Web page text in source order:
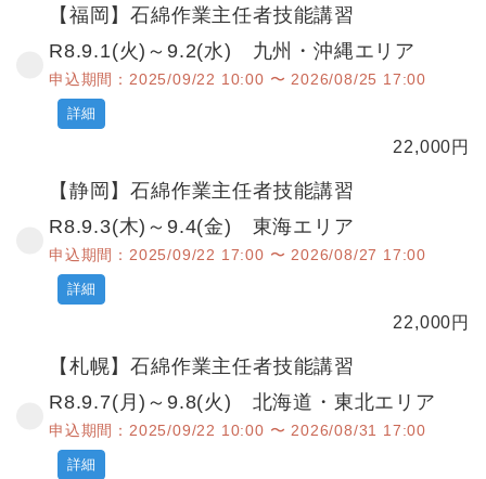
【福岡】石綿作業主任者技能講習
R8.9.1(火)～9.2(水) 九州・沖縄エリア
申込期間：2025/09/22 10:00 〜 2026/08/25 17:00
詳細
22,000円
【静岡】石綿作業主任者技能講習
R8.9.3(木)～9.4(金) 東海エリア
申込期間：2025/09/22 17:00 〜 2026/08/27 17:00
詳細
22,000円
【札幌】石綿作業主任者技能講習
R8.9.7(月)～9.8(火) 北海道・東北エリア
申込期間：2025/09/22 10:00 〜 2026/08/31 17:00
詳細